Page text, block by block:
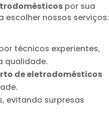
por sua
nossos serviços:
técnicos experientes,
qualidade.
de eletrodomésticos
evitando surpresas